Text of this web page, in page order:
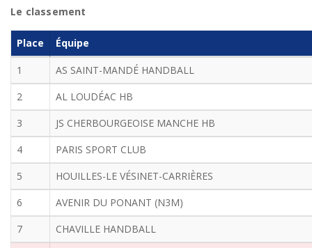
Le classement
Place Équipe
1
AS SAINT-MANDÉ HANDBALL
2
AL LOUDÉAC HB
3
JS CHERBOURGEOISE MANCHE HB
4
PARIS SPORT CLUB
5
HOUILLES-LE VÉSINET-CARRIÈRES
6
AVENIR DU PONANT (N3M)
7
CHAVILLE HANDBALL